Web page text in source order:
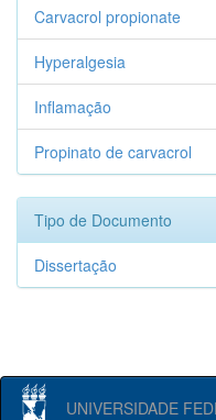
Carvacrol propionate
Hyperalgesia
Inflamação
Propinato de carvacrol
Tipo de Documento
Dissertação
UNIVERSIDADE